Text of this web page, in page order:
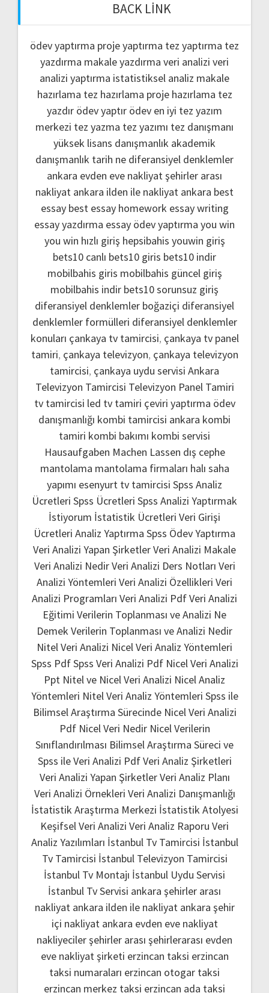
BACK LINK
ödev yaptırma proje yaptırma tez yaptırma tez
yazdırma makale yazdırma veri analizi veri
analizi yaptırma istatistiksel analiz makale
hazırlama tez hazırlama proje hazırlama tez
yazdır ödev yaptır ödev en iyi tez yazım
merkezi tez yazma tez yazımı tez danışmanı
yüksek lisans danışmanlık akademik
danışmanlık tarih ne diferansiyel denklemler
ankara evden eve nakliyatşehirler arası
nakliyat ankara ilden ile nakliyat ankara best
essay best essay homework essay writing
essay yazdırma essay ödev yaptırma you win
you win hızlı giriş hepsibahis youwin giriş
bets10 canlı bets10 giris bets10 indir
mobilbahis giris mobilbahis güncel giriş
mobilbahis indir bets10 sorunsuz giriş
diferansiyel denklemler boğaziçi diferansiyel
denklemler formülleri diferansiyel denklemler
konuları çankaya tv tamircisi, çankaya tv panel
tamiri, çankaya televizyon, çankaya televizyon
tamircisi, çankaya uydu servisi Ankara
Televizyon Tamircisi Televizyon Panel Tamiri
tv tamircisi led tv tamiri çeviri yaptırma ödev
danışmanlığı kombi tamircisi ankara kombi
tamiri kombi bakımı kombi servisi
Hausaufgaben Machen Lassen dış cephe
mantolama mantolama firmaları halı saha
yapımı esenyurt tv tamircisi Spss Analiz
Ücretleri Spss Ücretleri Spss Analizi Yaptırmak
İstiyorum İstatistik Ücretleri Veri Girişi
Ücretleri Analiz Yaptırma Spss Ödev Yaptırma
Veri Analizi Yapan ŞirketlerVeri Analizi Makale
Veri Analizi NedirVeri Analizi Ders Notları Veri
Analizi Yöntemleri Veri Analizi Özellikleri Veri
Analizi Programları Veri Analizi PdfVeri Analizi
Eğitimi Verilerin Toplanması ve Analizi Ne
Demek Verilerin Toplanması ve Analizi Nedir
Nitel Veri Analizi Nicel Veri Analiz Yöntemleri
Spss PdfSpss Veri Analizi Pdf Nicel Veri Analizi
Ppt Nitel ve Nicel Veri Analizi Nicel Analiz
Yöntemleri Nitel Veri Analiz Yöntemleri Spss ile
Bilimsel Araştırma Sürecinde Nicel Veri Analizi
Pdf Nicel Veri Nedir Nicel Verilerin
Sınıflandırılması Bilimsel Araştırma Süreci ve
Spss ile Veri Analizi PdfVeri Analiz Şirketleri
Veri Analizi Yapan ŞirketlerVeri Analiz Planı
Veri Analizi Örnekleri Veri Analizi Danışmanlığı
İstatistik Araştırma Merkezi İstatistik Atolyesi
Keşifsel Veri Analizi Veri Analiz Raporu Veri
Analiz Yazılımları İstanbul Tv Tamircisi İstanbul
Tv Tamircisi İstanbul Televizyon Tamircisi
İstanbul Tv Montajı İstanbul Uydu Servisi
İstanbul Tv Servisi ankara şehirler arası
nakliyat ankara ilden ile nakliyat ankara şehir
içi nakliyat ankara evden eve nakliyat
nakliyeciler şehirler arası şehirlerarası evden
eve nakliyat şirketi erzincan taksi erzincan
taksi numaraları erzincan otogar taksi
erzincan merkez taksi erzincan ada taksi